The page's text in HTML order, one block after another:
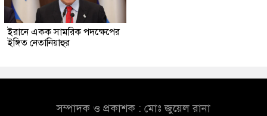
ইরানে একক সামরিক পদক্ষেপের
ইঙ্গিত নেতানিয়াহুর
সম্পাদক ও প্রকাশক : মোঃ জুয়েল রানা